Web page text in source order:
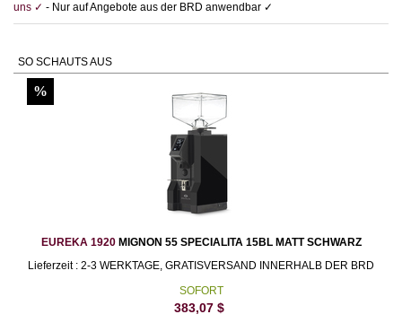
uns ✓ - Nur auf Angebote aus der BRD anwendbar ✓
SO SCHAUTS AUS
EUREKA 1920MIGNON 55 SPECIALITA 15BL MATT SCHWARZ
Lieferzeit : 2-3 WERKTAGE, GRATISVERSAND INNERHALB DER BRD
SOFORT
383,07$